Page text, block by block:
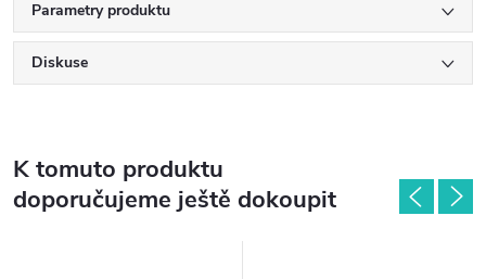
Parametry produktu
Diskuse
K tomuto produktu
doporučujeme ještě dokoupit